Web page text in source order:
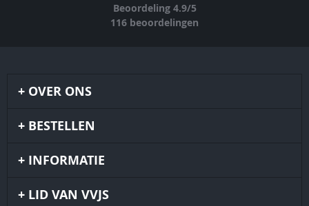
Beoordeling 4.9/5
116 beoordelingen
OVER ONS
BESTELLEN
INFORMATIE
LID VAN VVJS